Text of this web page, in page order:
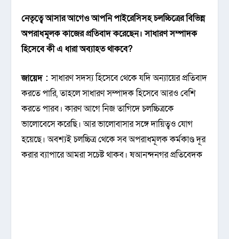
নেতৃত্বেআসারআগেওআপনিপাইরেসিসহচলচ্চিত্রেরবিভিন্ন
অপরাধমূলককাজেরপ্রতিবাদকরেছেন। সাধারণসম্পাদক
হিসেবেকীএ ধারাঅব্যাহতথাকবে?
জায়েদ :সাধারণ সদস্য হিসেবে থেকে যদি অন্যায়ের প্রতিবাদ
করতে পারি, তাহলে সাধারণ সম্পাদক হিসেবে আরও বেশি
করতে পারব। কারণ আগে নিজ তাগিদে চলচ্চিত্রকে
ভালোবেসে করেছি। আর ভালোবাসার সঙ্গে দায়িত্বও যোগ
হয়েছে। অবশ্যই চলচ্চিত্র থেকে সব অপরাধমূলক কর্মকাণ্ড দূর
করার ব্যাপারে আমরা সচেষ্ট থাকব। ষআনন্দনগর প্রতিবেদক